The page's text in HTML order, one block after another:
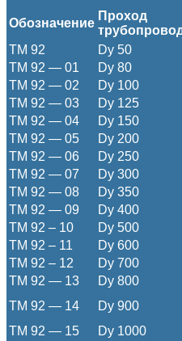
Обозначение
Проход
ТМ 92
Dy 50
ТМ 92 — 01 Dy 80
ТМ 92 — 02
Dy 100
ТМ 92 — 03
Dy 125
ТМ 92 — 04 Dy 150
ТМ 92 — 05
Dy 200
ТМ 92 — 06
Dy 250
ТМ 92 — 07
Dy 300
ТМ 92 — 08
Dy 350
ТМ 92 — 09
Dy 400
ТМ 92 – 10 Dy 500
ТМ 92 – 11
Dy 600
ТМ 92 – 12 Dy 700
ТМ 92 — 13
Dy 800
ТМ 92 — 14
Dy 900
ТМ 92 — 15
Dy 1000